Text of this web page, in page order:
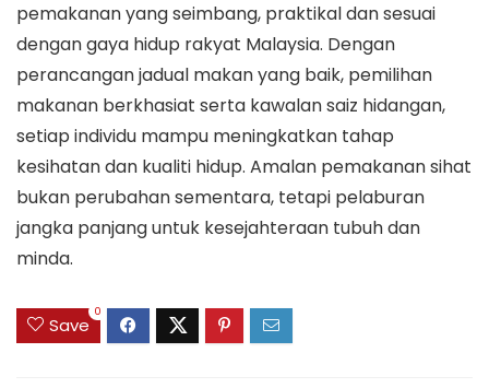
pemakanan yang seimbang, praktikal dan sesuai
dengan gaya hidup rakyat Malaysia. Dengan
perancangan jadual makan yang baik, pemilihan
makanan berkhasiat serta kawalan saiz hidangan,
setiap individu mampu meningkatkan tahap
kesihatan dan kualiti hidup. Amalan pemakanan sihat
bukan perubahan sementara, tetapi pelaburan
jangka panjang untuk kesejahteraan tubuh dan
minda.
Save
0